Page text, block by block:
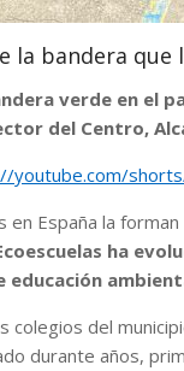
la bandera
verde en el
del Centro,
youtube.com/
en España la
ha
educación
colegios del
durante años,